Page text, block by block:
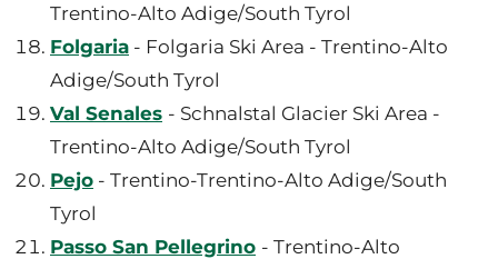
Trentino-Alto Adige/South Tyrol
Folgaria - Folgaria Ski Area - Trentino-Alto
Adige/South Tyrol
Val Senales - Schnalstal Glacier Ski Area -
Trentino-Alto Adige/South Tyrol
Pejo - Trentino-Trentino-Alto Adige/South
Tyrol
Passo San Pellegrino - Trentino-Alto